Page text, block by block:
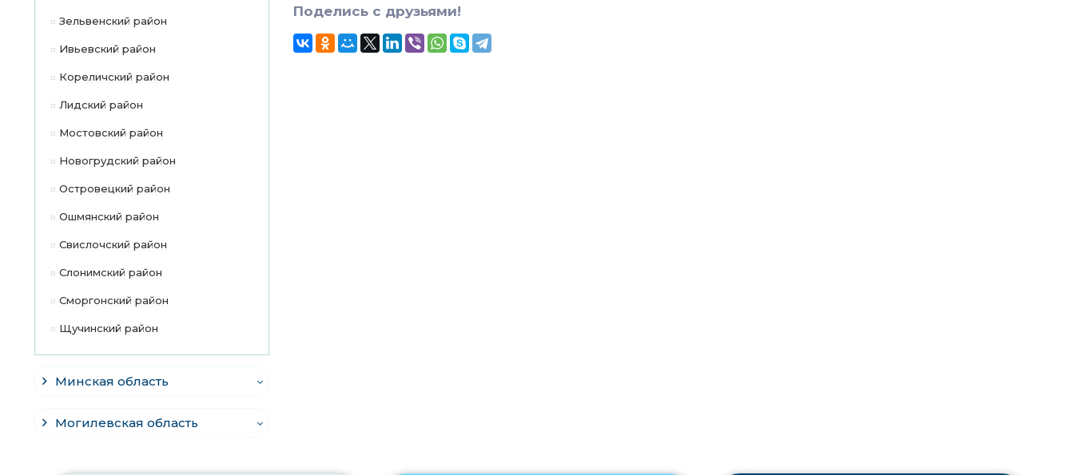
Зельвенский район
Ивьевский район
Кореличский район
Лидский район
Мостовский район
Новогрудский район
Островецкий район
Ошмянский район
Свислочский район
Слонимский район
Сморгонский район
Щучинский район
Минская область
Могилевская область
Поделись с друзьями!